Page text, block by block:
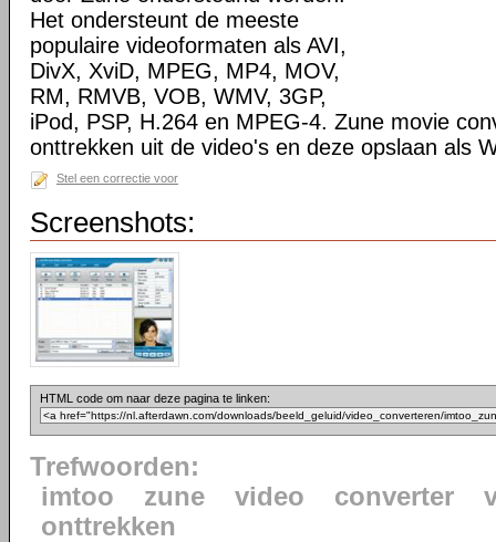
Het ondersteunt de meeste
populaire videoformaten als AVI,
DivX, XviD, MPEG, MP4, MOV,
RM, RMVB, VOB, WMV, 3GP,
iPod, PSP, H.264 en MPEG-4. Zune movie
onttrekken uit de video's en deze opslaan als
Stel een correctie voor
Screenshots:
HTML code om naar deze pagina te linken:
Trefwoorden:
imtoo
zune video converter
onttrekken